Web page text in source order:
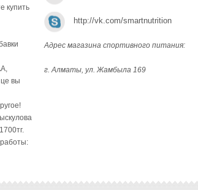
купить
вы
http://vk.com/smartnutrition
Адрес магазина спортивного питания:
г. Алматы, ул. Жамбыла 169